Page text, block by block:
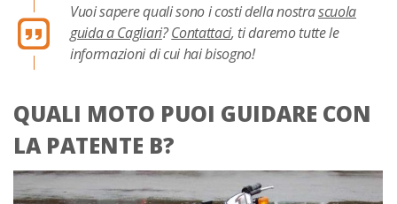
Vuoi sapere quali sono i costi della nostrascuola
guida a Cagliari?Contattaci, ti daremo tutte le
informazioni di cui hai bisogno!
QUALI MOTO PUOI GUIDARE CON
LA PATENTE B?